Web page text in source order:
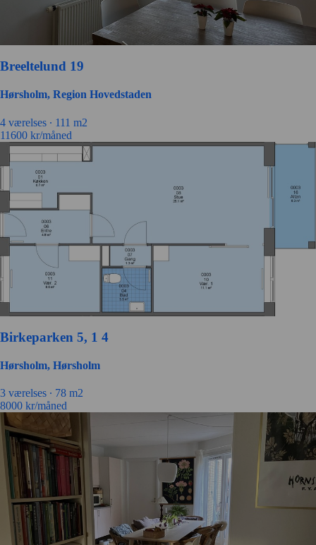
Breeltelund 19
Hørsholm, Region Hovedstaden
4 værelses ∙ 111 m2
11600 kr/måned
Birkeparken 5, 1 4
Hørsholm, Hørsholm
3 værelses ∙ 78 m2
8000 kr/måned